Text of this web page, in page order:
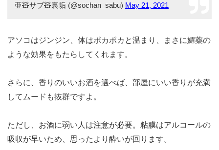
亜🧸サブ🧸裏垢 (@sochan_sabu) May 21, 2021
アソコはジンジン、体はポカポカと温まり、まさに媚薬の
ような効果をもたらしてくれます。
さらに、香りのいいお酒を選べば、部屋にいい香りが充満
してムードも抜群ですよ。
ただし、お酒に弱い人は注意が必要。粘膜はアルコールの
吸収が早いため、思ったより酔いが回ります。